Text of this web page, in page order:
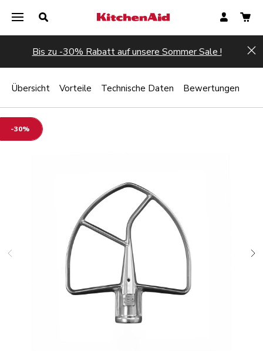
Bis zu -30% Rabatt auf unsere Sommer Sale !
-30%
Übersicht Vorteile Technische Daten Bewertungen